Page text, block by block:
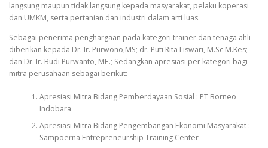
langsung maupun tidak langsung kepada masyarakat, pelaku koperasi
dan UMKM, serta pertanian dan industri dalam arti luas.
Sebagai penerima penghargaan pada kategori trainer dan tenaga ahli
diberikan kepada Dr. Ir. Purwono,MS; dr. Puti Rita Liswari, M.Sc M.Kes;
dan Dr. Ir. Budi Purwanto, ME.; Sedangkan apresiasi per kategori bagi
mitra perusahaan sebagai berikut:
Apresiasi Mitra Bidang Pemberdayaan Sosial : PT Borneo
Indobara
Apresiasi Mitra Bidang Pengembangan Ekonomi Masyarakat :
Sampoerna Entrepreneurship Training Center